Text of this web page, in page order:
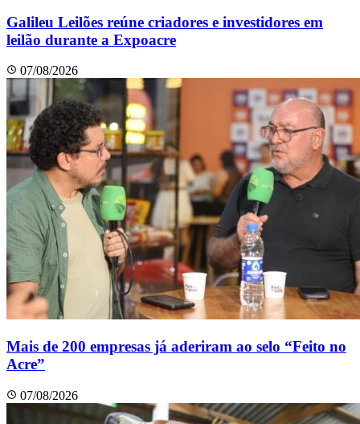
Galileu Leilões reúne criadores e investidores em
leilão durante a Expoacre
07/08/2026
Mais de 200 empresas já aderiram ao selo “Feito no
Acre”
07/08/2026